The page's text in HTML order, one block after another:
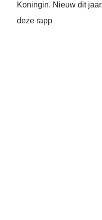
Koningin. Nieuw dit
deze rapp